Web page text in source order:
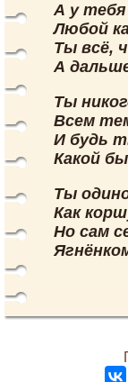
А у
Любой
Ты всё,
А
Ты
Всем
И будь
Какой
Ты
Как
Но сам